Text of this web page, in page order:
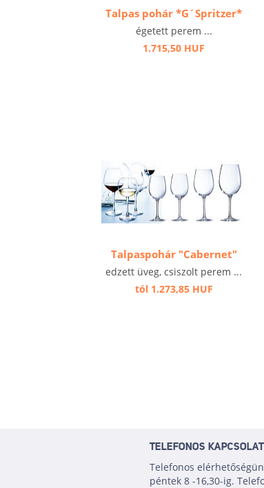
Talpas pohár *G´Spritzer*
égetett perem ...
1.715,50 HUF
Talpaspohár "Cabernet"
edzett üveg, csiszolt perem ...
tól 1.273,85 HUF
TELEFONOS KAPCSOLAT
Telefonos
péntek 8 -16,30-ig.